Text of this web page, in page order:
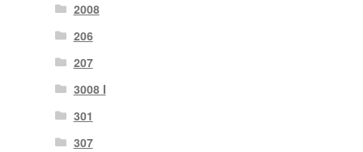
2008
206
207
3008 I
301
307